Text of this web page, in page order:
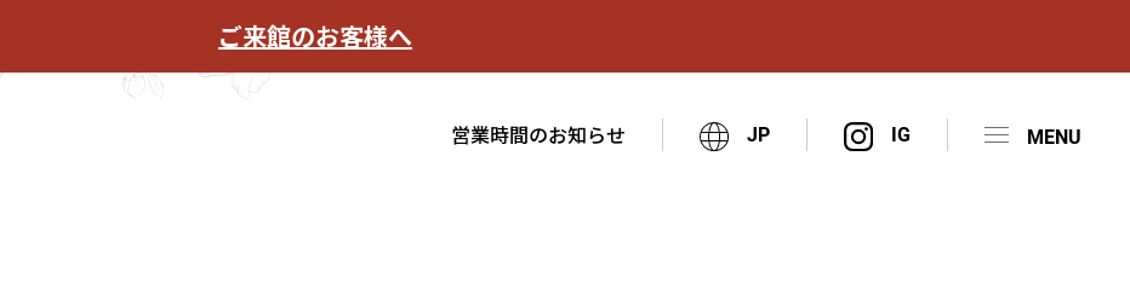
ご来館のお客様へ
営業時間のお知らせ JP